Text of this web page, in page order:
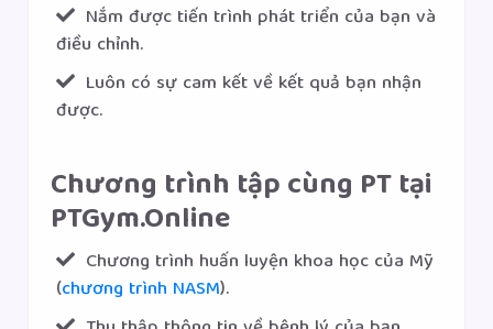
Nắm được tiến trình phát triển của bạn và
điều chỉnh.
Luôn có sự cam kết về kết quả bạn nhận
được.
Chương trình tập cùng PT tại
PTGym.Online
Chương trình huấn luyện khoa học của Mỹ
(chương trình NASM).